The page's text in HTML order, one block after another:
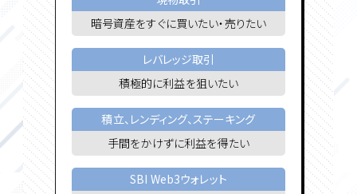
暗号資産をすぐに買いたい・売りたい
レバレッジ取引
積極的に利益を狙いたい
積立、レンディング、ステーキング
手間をかけずに利益を得たい
SBI Web3ウォレット